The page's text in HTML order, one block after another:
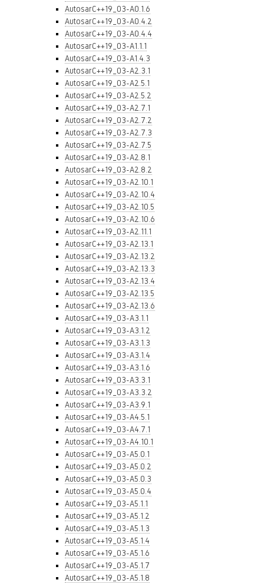
AutosarC++19_03-A0.1.6
AutosarC++19_03-A0.4.2
AutosarC++19_03-A0.4.4
AutosarC++19_03-A1.1.1
AutosarC++19_03-A1.4.3
AutosarC++19_03-A2.3.1
AutosarC++19_03-A2.5.1
AutosarC++19_03-A2.5.2
AutosarC++19_03-A2.7.1
AutosarC++19_03-A2.7.2
AutosarC++19_03-A2.7.3
AutosarC++19_03-A2.7.5
AutosarC++19_03-A2.8.1
AutosarC++19_03-A2.8.2
AutosarC++19_03-A2.10.1
AutosarC++19_03-A2.10.4
AutosarC++19_03-A2.10.5
AutosarC++19_03-A2.10.6
AutosarC++19_03-A2.11.1
AutosarC++19_03-A2.13.1
AutosarC++19_03-A2.13.2
AutosarC++19_03-A2.13.3
AutosarC++19_03-A2.13.4
AutosarC++19_03-A2.13.5
AutosarC++19_03-A2.13.6
AutosarC++19_03-A3.1.1
AutosarC++19_03-A3.1.2
AutosarC++19_03-A3.1.3
AutosarC++19_03-A3.1.4
AutosarC++19_03-A3.1.6
AutosarC++19_03-A3.3.1
AutosarC++19_03-A3.3.2
AutosarC++19_03-A3.9.1
AutosarC++19_03-A4.5.1
AutosarC++19_03-A4.7.1
AutosarC++19_03-A4.10.1
AutosarC++19_03-A5.0.1
AutosarC++19_03-A5.0.2
AutosarC++19_03-A5.0.3
AutosarC++19_03-A5.0.4
AutosarC++19_03-A5.1.1
AutosarC++19_03-A5.1.2
AutosarC++19_03-A5.1.3
AutosarC++19_03-A5.1.4
AutosarC++19_03-A5.1.6
AutosarC++19_03-A5.1.7
AutosarC++19_03-A5.1.8